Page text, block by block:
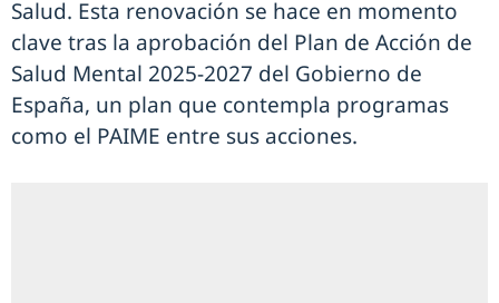
Salud. Esta renovación se hace en momento
clave tras la aprobación del Plan de Acción de
Salud Mental 2025-2027 del Gobierno de
España, un plan que contempla programas
como el PAIME entre sus acciones.